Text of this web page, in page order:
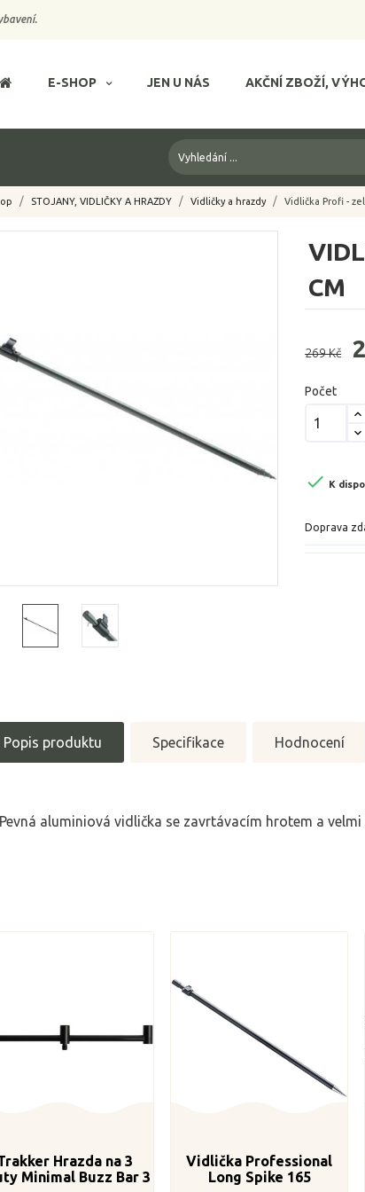
E-SHOP JEN U NÁS AKČNÍ ZBOŽÍ,
STOJANY, VIDLIČKY A HRAZDY Vidličky a hrazdy Vidlička Profi -
CM
269 Kč
Počet
 K
Doprava
Popis produktu Specifikace Hodnocení
Pevná aluminiová vidlička se zavrtávacím hrotem a
Hrazda na 3
Minimal Buzz Bar 3
Vidlička Professional
Long Spike 165